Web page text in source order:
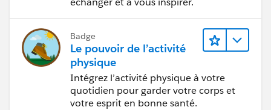
Badge
Le pouvoir de l’activité
physique
Intégrez l’activité physique à votre
quotidien pour garder votre corps et
votre esprit en bonne santé.